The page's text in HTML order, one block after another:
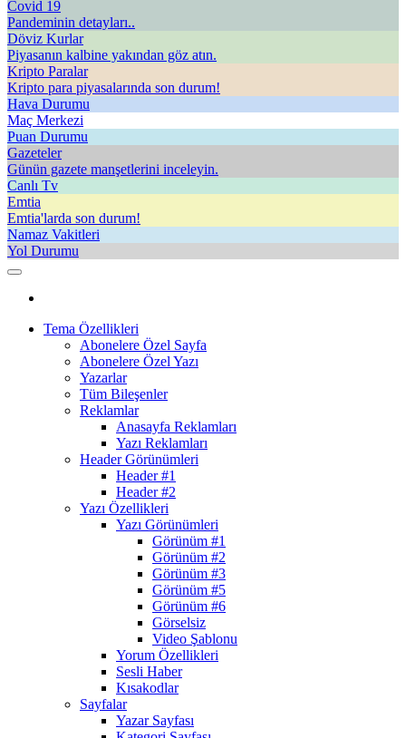
Covid 19
Pandeminin detayları..
Döviz Kurlar
Piyasanın kalbine yakından göz atın.
Kripto Paralar
Kripto para piyasalarında son durum!
Hava Durumu
Maç Merkezi
Puan Durumu
Gazeteler
Günün gazete manşetlerini inceleyin.
Canlı Tv
Emtia
Emtia'larda son durum!
Namaz Vakitleri
Yol Durumu
Tema Özellikleri
Abonelere Özel Sayfa
Abonelere Özel Yazı
Yazarlar
Tüm Bileşenler
Reklamlar
Anasayfa Reklamları
Yazı Reklamları
Header Görünümleri
Header #1
Header #2
Yazı Özellikleri
Yazı Görünümleri
Görünüm #1
Görünüm #2
Görünüm #3
Görünüm #5
Görünüm #6
Görselsiz
Video Şablonu
Yorum Özellikleri
Sesli Haber
Kısakodlar
Sayfalar
Yazar Sayfası